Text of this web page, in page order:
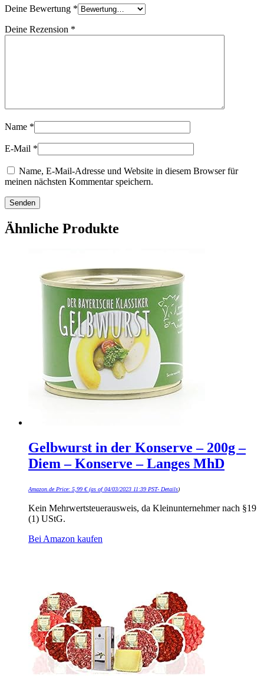
Deine Bewertung *
Deine Rezension *
Name *
E-Mail *
Name, E-Mail-Adresse und Website in diesem Browser für
meinen nächsten Kommentar speichern.
Ähnliche Produkte
Gelbwurst in der Konserve – 200g –
Diem – Konserve – Langes MhD
Amazon.de Price: 5,99 €(as of 04/03/2023 11:39 PST- Details)
Kein Mehrwertsteuerausweis, da Kleinunternehmer nach §19
(1) UStG.
Bei Amazon kaufen